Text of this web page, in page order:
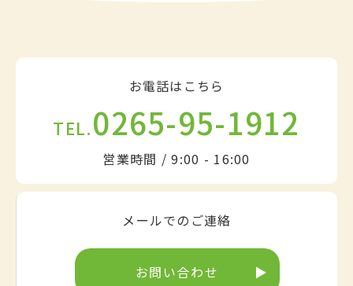
お電話はこちら
TEL.0265-95-1912
営業時間 / 9:00 - 16:00
メールでのご連絡
お問い合わせ